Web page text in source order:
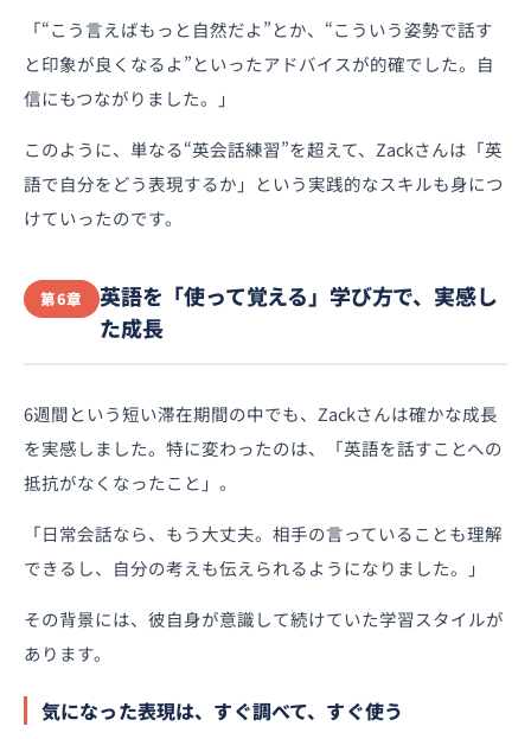
「“こう言えばもっと自然だよ”とか、“こういう姿勢で話す
と印象が良くなるよ”といったアドバイスが的確でした。自
信にもつながりました。」
このように、単なる“英会話練習”を超えて、Zackさんは「英
語で自分をどう表現するか」という実践的なスキルも身につ
けていったのです。
第6章
英語を「使って覚える」学び方で、実感し
た成長
6週間という短い滞在期間の中でも、Zackさんは確かな成長
を実感しました。特に変わったのは、「英語を話すことへの
抵抗がなくなったこと」。
「日常会話なら、もう大丈夫。相手の言っていることも理解
できるし、自分の考えも伝えられるようになりました。」
その背景には、彼自身が意識して続けていた学習スタイルが
あります。
気になった表現は、すぐ調べて、すぐ使う